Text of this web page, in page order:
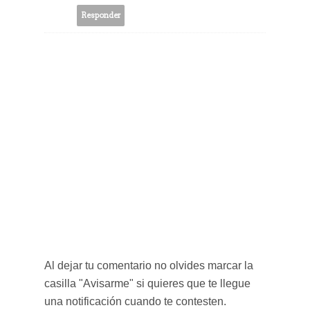
Responder
Al dejar tu comentario no olvides marcar la
casilla "Avisarme" si quieres que te llegue
una notificación cuando te contesten.